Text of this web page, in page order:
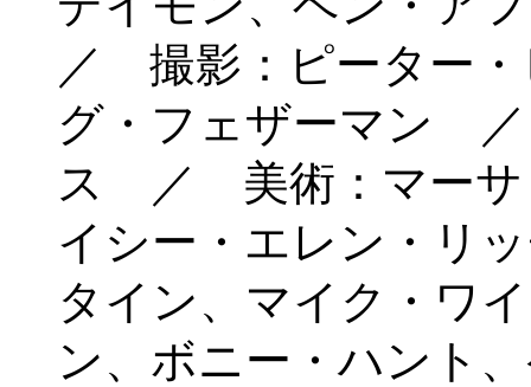
／ 撮影：ピーター
グ・フェザーマン
ス ／ 美術：マー
イシー・エレン・リ
タイン、マイク・ワ
ン、ボニー・ハント